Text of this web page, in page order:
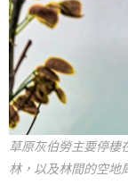
草原灰伯勞主要停棲
林，以及林間的空地